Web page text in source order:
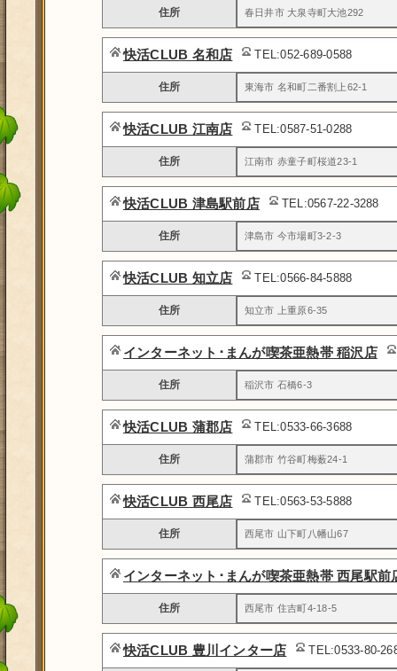
住所 春日井市 大泉寺町大池292
快活CLUB 名和店 TEL:052-689-0588
住所 東海市 名和町二番割上62-1
快活CLUB 江南店 TEL:0587-51-0288
住所 江南市 赤童子町桜道23-1
快活CLUB 津島駅前店 TEL:0567-22-3288
住所 津島市 今市場町3-2-3
快活CLUB 知立店 TEL:0566-84-5888
住所 知立市 上重原6-35
インターネット･まんが喫茶亜熱帯 稲沢店
住所 稲沢市 石橋6-3
快活CLUB 蒲郡店 TEL:0533-66-3688
住所 蒲郡市 竹谷町梅薮24-1
快活CLUB 西尾店 TEL:0563-53-5888
住所 西尾市 山下町八幡山67
インターネット･まんが喫茶亜熱帯 西尾駅前
住所 西尾市 住吉町4-18-5
快活CLUB 豊川インター店 TEL:0533-80-